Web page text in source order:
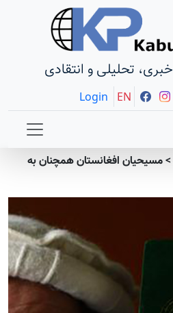
خبری، تحلیلی و انتقادی
Login EN
>مسیحیان افغانستان همچنان به